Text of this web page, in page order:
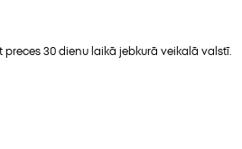
preces 30 dienu laikā jebkurā veikalā valstī.